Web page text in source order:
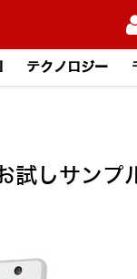
テクノロジー
試しサン